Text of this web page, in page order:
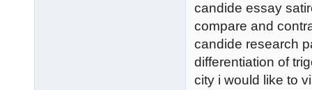
candide essay
compare and
candide research
differentiation of
city i would like to